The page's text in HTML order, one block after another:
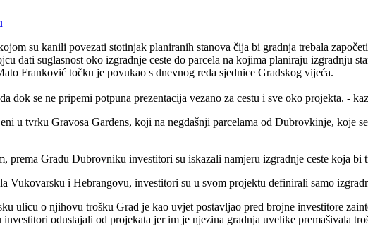
su kanili povezati stotinjak planiranih stanova čija bi gradnja trebala
dati suglasnost oko izgradnje ceste do parcela na kojima planiraju izgradnju
Franković točku je povukao s dnevnog reda sjednice Gradskog vijeća.
dok se ne pripemi potpuna prezentacija vezano za cestu i sve oko projekta. -
u tvrku Gravosa Gardens, koji na negdašnji parcelama od Dubrovkinje, koje
prema Gradu Dubrovniku investitori su iskazali namjeru izgradnje ceste koja bi
Vukovarsku i Hebrangovu, investitori su u svom projektu definirali samo
ulicu o njihovu trošku Grad je kao uvjet postavljao pred brojne investitore
odustajali od projekata jer im je njezina gradnja uvelike premašivala